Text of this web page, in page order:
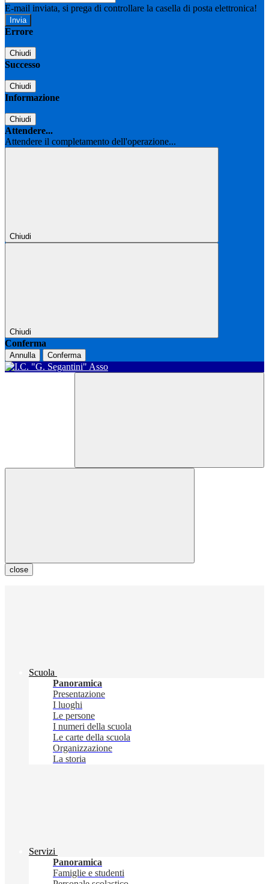
E-mail inviata, si prega di controllare la casella di posta elettronica!
Errore
Chiudi
Successo
Chiudi
Informazione
Chiudi
Attendere...
Attendere il completamento dell'operazione...
Chiudi
Chiudi
Conferma
Annulla Conferma
close
Scuola
Panoramica
Presentazione
I luoghi
Le persone
I numeri della scuola
Le carte della scuola
Organizzazione
La storia
Servizi
Panoramica
Famiglie e studenti